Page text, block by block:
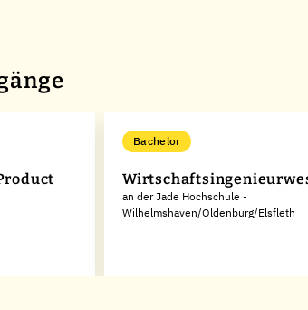
Bachelor
an der Jade Hochschule -
Wilhelmshaven/Oldenburg/Elsfleth